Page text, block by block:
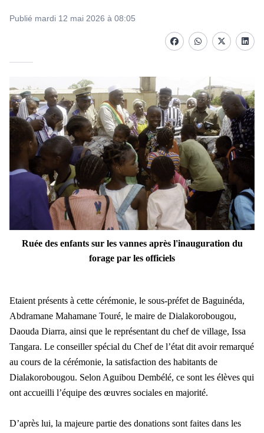
Publié mardi 12 mai 2026 à 08:05
FacebookwhatsappTwitter
Ruée des enfants sur les vannes après l'inauguration du
forage par les officiels
Etaient présents à cette cérémonie, le sous-préfet de Baguinéda,
Abdramane Mahamane Touré, le maire de Dialakorobougou,
Daouda Diarra, ainsi que le représentant du chef de village, Issa
Tangara. Le conseiller spécial du Chef de l’état dit avoir remarqué
au cours de la cérémonie, la satisfaction des habitants de
Dialakorobougou. Selon Aguibou Dembélé, ce sont les élèves qui
ont accueilli l’équipe des œuvres sociales en majorité.
D’après lui, la majeure partie des donations sont faites dans les